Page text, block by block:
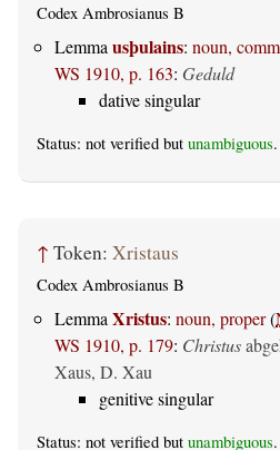
Codex Ambrosianus B
Lemma usþulains: noun,
WS 1910, p. 163: Geduld
dative singular
Status: not verified but unambiguous.
↑ Token: Xristaus
Codex Ambrosianus B
LemmaXristus: noun, proper(
WS 1910, p. 179: Christus
Xaus, D. Xau
genitive singular
Status: not verified but unambiguous.